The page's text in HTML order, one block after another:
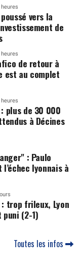
vers la
de
de retour à
est au complet
plus de 30 000
à Décines
: Paulo
lyonnais à
trop frileux, Lyon
(2-1)
Toutes les infos